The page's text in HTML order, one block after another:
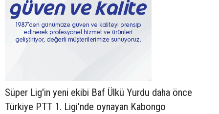
Süper Lig'in yeni ekibi Baf Ülkü Yurdu daha önce
Türkiye PTT 1. Ligi'nde oynayan Kabongo